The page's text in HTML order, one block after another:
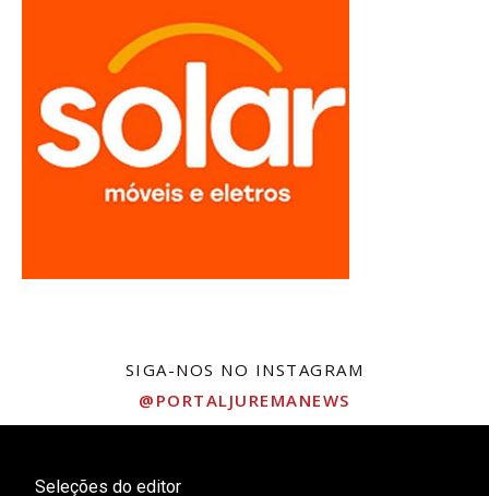
SIGA-NOS NO INSTAGRAM
@PORTALJUREMANEWS
Seleções do editor